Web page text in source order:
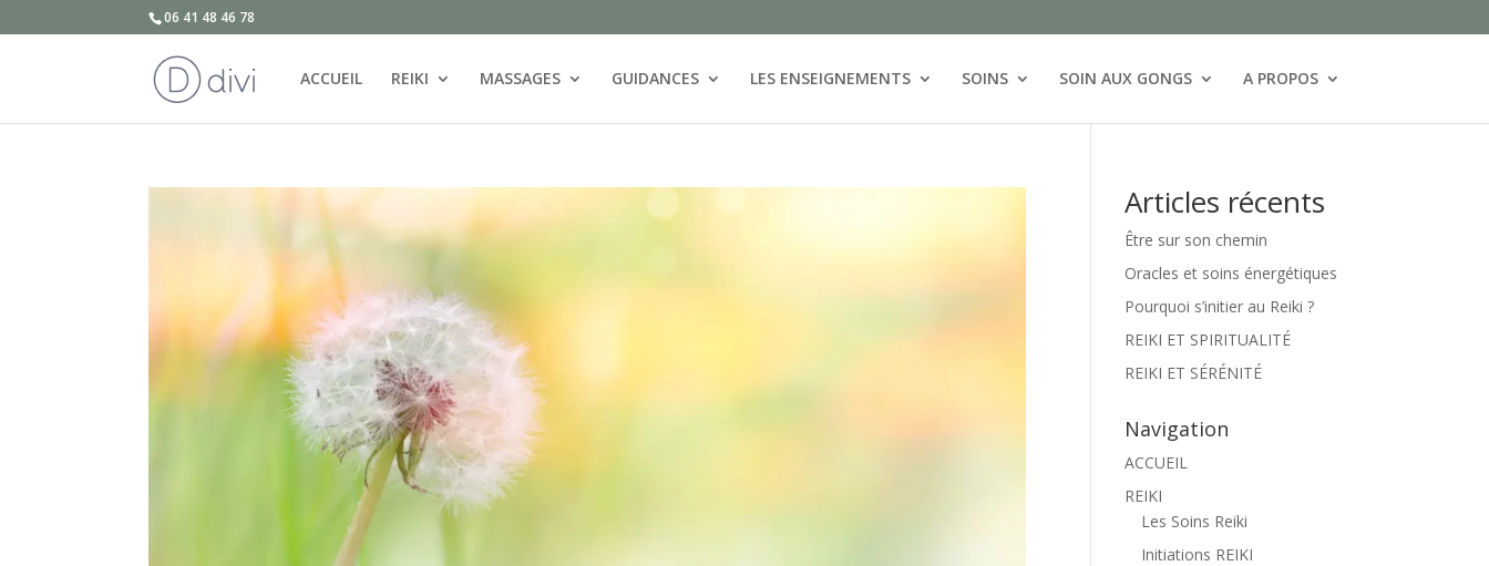
06 41 48 46 78
ACCUEIL REIKI MASSAGES GUIDANCES LES ENSEIGNEMENTS SOINS SOIN AUX GONGS A PROPOS
Articles récents
Être sur son chemin
Oracles et soins énergétiques
Pourquoi s’initier au Reiki ?
REIKI ET SPIRITUALITÉ
REIKI ET SÉRÉNITÉ
Navigation
ACCUEIL
REIKI
Les Soins Reiki
Initiations REIKI